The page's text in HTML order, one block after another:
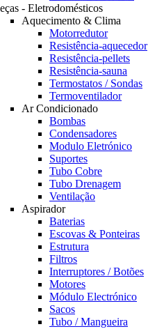
- Eletrodomésticos
Aquecimento & Clima
Motorredutor
Resistência-aquecedor
Resistência-pellets
Resistência-sauna
Termostatos / Sondas
Termoventilador
Ar Condicionado
Bombas
Condensadores
Modulo Eletrónico
Suportes
Tubo Cobre
Tubo Drenagem
Ventilação
Aspirador
Baterias
Escovas & Ponteiras
Estrutura
Filtros
Interruptores / Botões
Motores
Módulo Electrónico
Sacos
Tubo / Mangueira